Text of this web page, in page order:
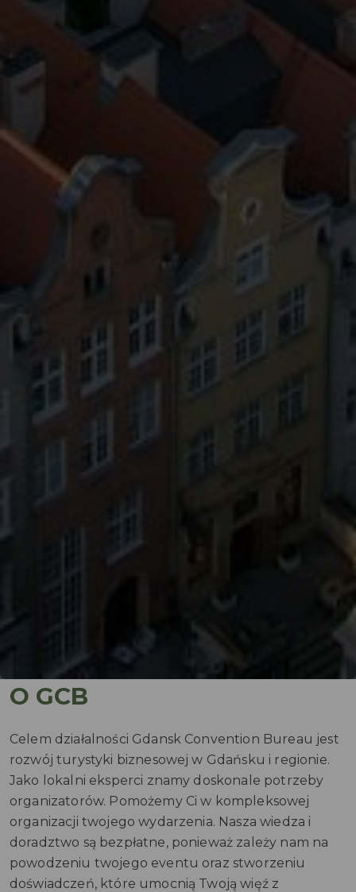
O GCB
Celem działalności Gdansk Convention Bureau jest
rozwój turystyki biznesowej w Gdańsku i regionie.
Jako lokalni eksperci znamy doskonale potrzeby
organizatorów. Pomożemy Ci w kompleksowej
organizacji twojego wydarzenia. Nasza wiedza i
doradztwo są bezpłatne, ponieważ zależy nam na
powodzeniu twojego eventu oraz stworzeniu
doświadczeń, które umocnią Twoją więź z